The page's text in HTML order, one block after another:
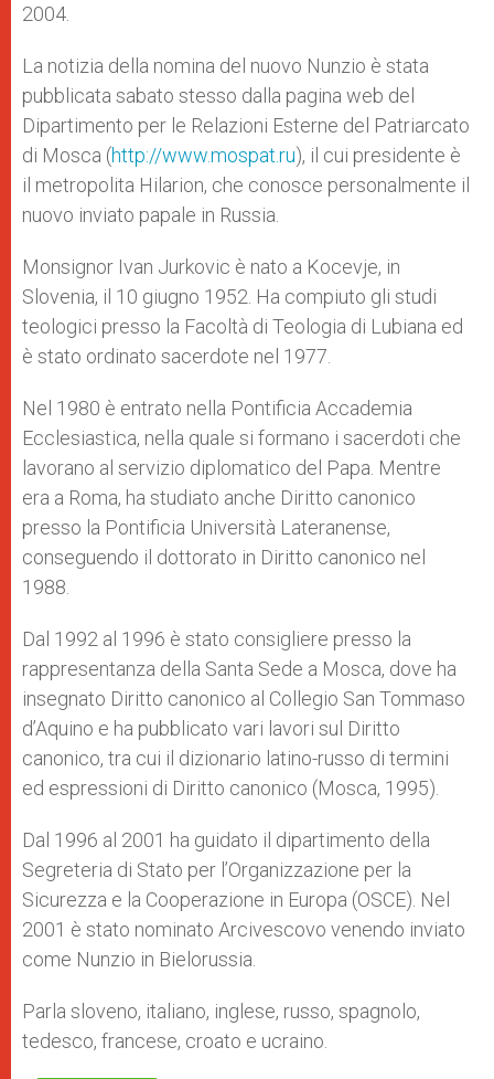
2004.
La notizia della nomina del nuovo Nunzio è stata
pubblicata sabato stesso dalla pagina web del
Dipartimento per le Relazioni Esterne del Patriarcato
di Mosca (http://www.mospat.ru), il cui presidente è
il metropolita Hilarion, che conosce personalmente il
nuovo inviato papale in Russia.
Monsignor Ivan Jurkovic è nato a Kocevje, in
Slovenia, il 10 giugno 1952. Ha compiuto gli studi
teologici presso la Facoltà di Teologia di Lubiana ed
è stato ordinato sacerdote nel 1977.
Nel 1980 è entrato nella Pontificia Accademia
Ecclesiastica, nella quale si formano i sacerdoti che
lavorano al servizio diplomatico del Papa. Mentre
era a Roma, ha studiato anche Diritto canonico
presso la Pontificia Università Lateranense,
conseguendo il dottorato in Diritto canonico nel
1988.
Dal 1992 al 1996 è stato consigliere presso la
rappresentanza della Santa Sede a Mosca, dove ha
insegnato Diritto canonico al Collegio San Tommaso
d’Aquino e ha pubblicato vari lavori sul Diritto
canonico, tra cui il dizionario latino-russo di termini
ed espressioni di Diritto canonico (Mosca, 1995).
Dal 1996 al 2001 ha guidato il dipartimento della
Segreteria di Stato per l’Organizzazione per la
Sicurezza e la Cooperazione in Europa (OSCE). Nel
2001 è stato nominato Arcivescovo venendo inviato
come Nunzio in Bielorussia.
Parla sloveno, italiano, inglese, russo, spagnolo,
tedesco, francese, croato e ucraino.